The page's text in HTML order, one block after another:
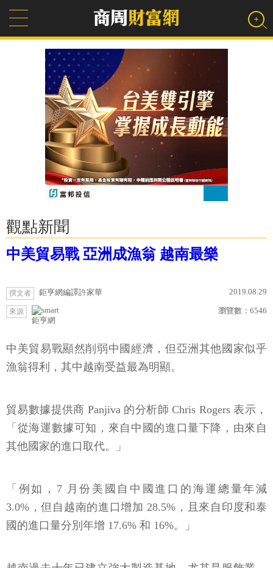
觀點新聞
中美貿易戰 亞洲成漁翁 越南最樂
撰文者 鉅亨網編譯許家華 2019.08.29
來源
鉅亨網
瀏覽數： 6546
中美貿易戰顯然削弱中國經濟，但亞洲其他國家似乎
漁翁得利，其中越南受益最為明顯。
貿易數據提供商 Panjiva 的分析師 Chris Rogers 表示，
「從海運數據可知，來自中國的進口量下降，由來自
其他國家的進口取代。」
「例如，7 月份美國自中國進口的海運總量年減
3.0%，但自越南的進口增加 28.5%，且來自印度和泰
國的進口量分別年增 17.6% 和 16%。」